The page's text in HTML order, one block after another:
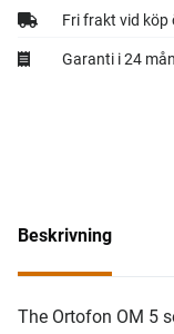
Fri frakt vid köp
Garanti i 24
Beskrivning
The Ortofon OM 5